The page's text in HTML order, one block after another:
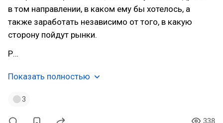
в том направлении, в каком ему бы хотелось, а
также заработать независимо от того, в какую
сторону пойдут рынки.
Р…
Показать полностью
3
338